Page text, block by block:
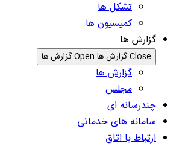
تشکل ها
کمیسیون ها
گزارش ها
Close گزارش ها Open گزارش ها
گزارش ها
مجلس
چندرسانه ای
سامانه های خدماتی
ارتباط با اتاق